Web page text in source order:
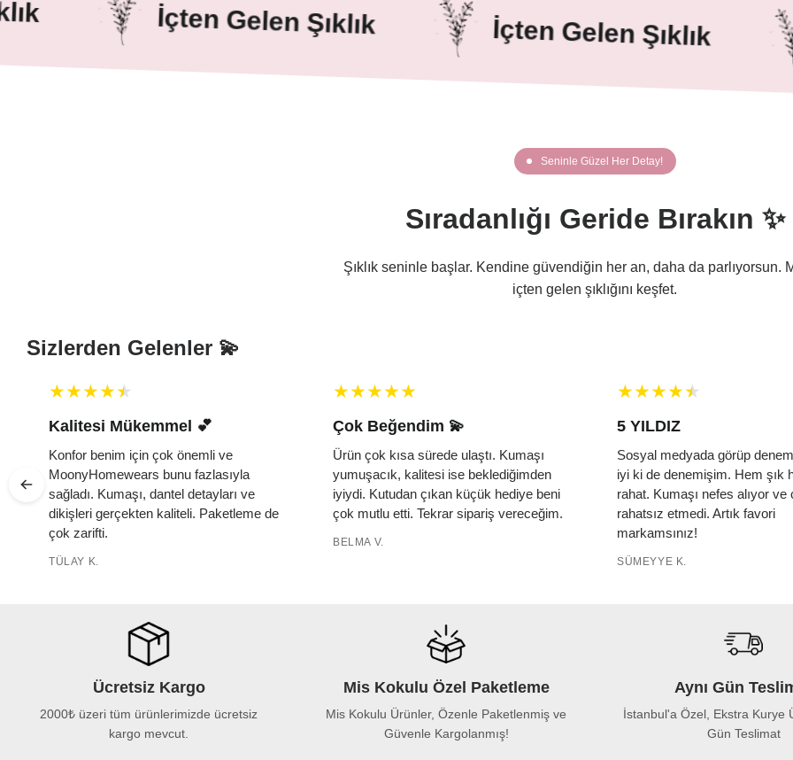
İçten Gelen Şıklık İçten Gelen Şıklık
Seninle Güzel Her Detay!
Sıradanlığı Geride Bırakın ✨
Şıklık seninle başlar. Kendine güvendiğin her an, daha da parlıyorsun.
içten gelen şıklığını keşfet.
Sizlerden Gelenler 💫
Kalitesi Mükemmel 💕 ️
Konfor benim için çok önemli ve
MoonyHomewears bunu fazlasıyla
sağladı. Kumaşı, dantel detayları ve
dikişleri gerçekten kaliteli. Paketleme de
çok zarifti.
TÜLAY K.
Çok Beğendim 💫
Ürün çok kısa sürede ulaştı. Kumaşı
yumuşacık, kalitesi ise beklediğimden
iyiydi. Kutudan çıkan küçük hediye beni
çok mutlu etti. Tekrar sipariş vereceğim.
BELMA V.
5 YILDIZ
Sosyal medyada görüp
iyi ki de denemişim. Hem şık
rahat. Kumaşı nefes alıyor ve
rahatsız etmedi. Artık favori
markamsınız!
SÜMEYYE K.
Ücretsiz Kargo
2000₺ üzeri tüm ürünlerimizde ücretsiz
kargo mevcut.
Mis Kokulu Özel Paketleme
Mis Kokulu Ürünler, Özenle Paketlenmiş ve
Güvenle Kargolanmış!
Aynı Gün
İstanbul'a Özel, Ekstra Kurye
Gün Teslimat